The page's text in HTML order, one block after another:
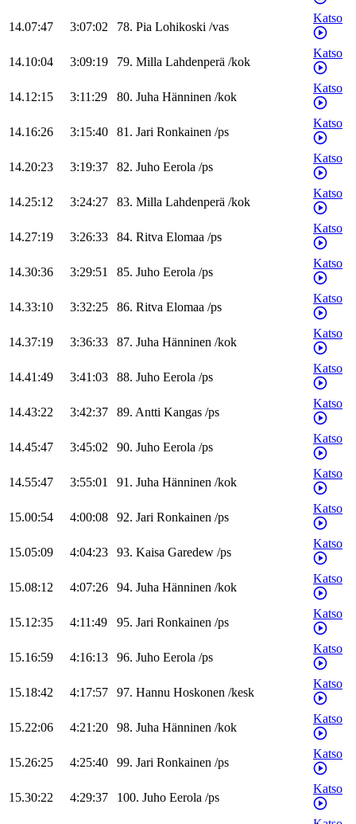
14.07:47 3:07:02 78. Pia Lohikoski /vas
Katso
14.10:04 3:09:19 79. Milla Lahdenperä /kok
Katso
14.12:15 3:11:29 80. Juha Hänninen /kok
Katso
14.16:26 3:15:40 81. Jari Ronkainen /ps
Katso
14.20:23 3:19:37 82. Juho Eerola /ps
Katso
14.25:12 3:24:27 83. Milla Lahdenperä /kok
Katso
14.27:19 3:26:33 84. Ritva Elomaa /ps
Katso
14.30:36 3:29:51 85. Juho Eerola /ps
Katso
14.33:10 3:32:25 86. Ritva Elomaa /ps
Katso
14.37:19 3:36:33 87. Juha Hänninen /kok
Katso
14.41:49 3:41:03 88. Juho Eerola /ps
Katso
14.43:22 3:42:37 89. Antti Kangas /ps
Katso
14.45:47 3:45:02 90. Juho Eerola /ps
Katso
14.55:47 3:55:01 91. Juha Hänninen /kok
Katso
15.00:54 4:00:08 92. Jari Ronkainen /ps
Katso
15.05:09 4:04:23 93. Kaisa Garedew /ps
Katso
15.08:12 4:07:26 94. Juha Hänninen /kok
Katso
15.12:35 4:11:49 95. Jari Ronkainen /ps
Katso
15.16:59 4:16:13 96. Juho Eerola /ps
Katso
15.18:42 4:17:57 97. Hannu Hoskonen /kesk
Katso
15.22:06 4:21:20 98. Juha Hänninen /kok
Katso
15.26:25 4:25:40 99. Jari Ronkainen /ps
Katso
15.30:22 4:29:37 100. Juho Eerola /ps
Katso